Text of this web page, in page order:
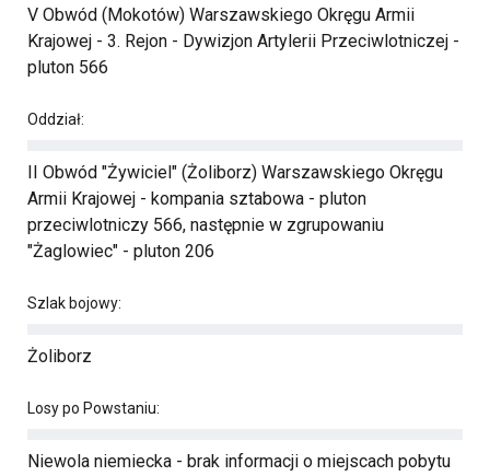
V Obwód (Mokotów) Warszawskiego Okręgu Armii
Krajowej - 3. Rejon - Dywizjon Artylerii Przeciwlotniczej -
pluton 566
Oddział:
II Obwód "Żywiciel" (Żoliborz) Warszawskiego Okręgu
Armii Krajowej - kompania sztabowa - pluton
przeciwlotniczy 566, następnie w zgrupowaniu
"Żaglowiec" - pluton 206
Szlak bojowy:
Żoliborz
Losy po Powstaniu:
Niewola niemiecka - brak informacji o miejscach pobytu